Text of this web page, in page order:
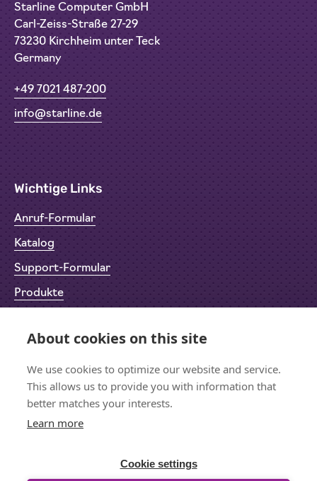
Starline Computer GmbH
Carl-Zeiss-Straße 27-29
73230 Kirchheim unter Teck
Germany
+49 7021 487-200
info@starline.de
Wichtige Links
Anruf-Formular
Katalog
Support-Formular
Produkte
Datenschutz
Impressum
Bleiben wir in Kontakt
Für den Newsletter anmelden
About cookies on this site
We use cookies to optimize our website and service.
This allows us to provide you with information that
better matches your interests.
Learn more
Cookie settings